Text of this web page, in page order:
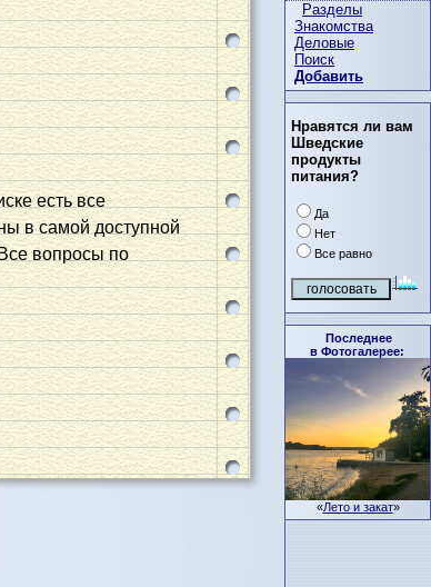
Разделы
Знакомства
Деловые
Поиск
Добавить
Нравятся ли вам
Шведские
продукты
питания?
Да
Нет
Все равно
Последнее
в Фотогалерее:
«Лето и закат»
есть все
в самой доступной
вопросы по